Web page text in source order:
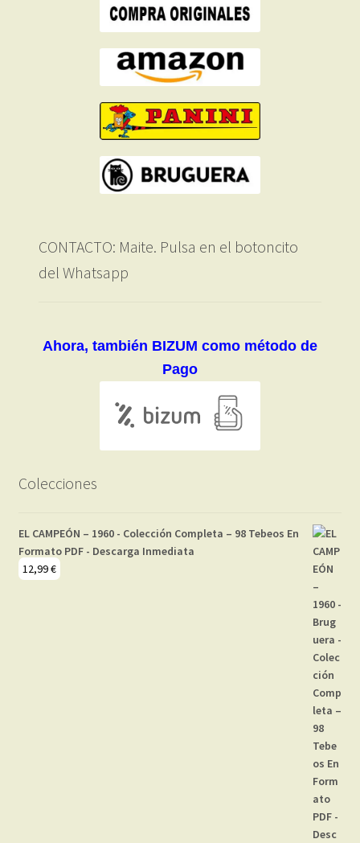
CONTACTO: Maite. Pulsa en el botoncito
del Whatsapp
Ahora, también BIZUM como método de
Pago
Colecciones
EL CAMPEÓN – 1960 - Colección Completa – 98 Tebeos En
Formato PDF - Descarga Inmediata
12,99€